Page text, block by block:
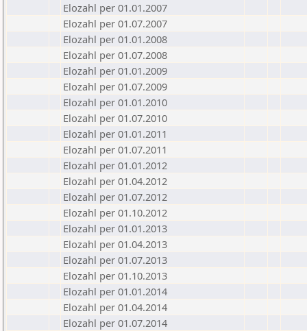
Elozahl per 01.01.2007
Elozahl per 01.07.2007
Elozahl per 01.01.2008
Elozahl per 01.07.2008
Elozahl per 01.01.2009
Elozahl per 01.07.2009
Elozahl per 01.01.2010
Elozahl per 01.07.2010
Elozahl per 01.01.2011
Elozahl per 01.07.2011
Elozahl per 01.01.2012
Elozahl per 01.04.2012
Elozahl per 01.07.2012
Elozahl per 01.10.2012
Elozahl per 01.01.2013
Elozahl per 01.04.2013
Elozahl per 01.07.2013
Elozahl per 01.10.2013
Elozahl per 01.01.2014
Elozahl per 01.04.2014
Elozahl per 01.07.2014